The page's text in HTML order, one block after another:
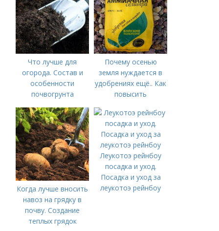
Что лучше для
огорода. Состав и
особенности
почвогрунта
Почему осенью
земля нуждается в
удобрениях ещё.. Как
повысить
осенью
Когда лучше вносить
навоз на грядку в
почву. Создание
теплых грядок
Леукотоэ рейнбоу
посадка и уход.
Посадка и уход за
леукотоэ рейнбоу